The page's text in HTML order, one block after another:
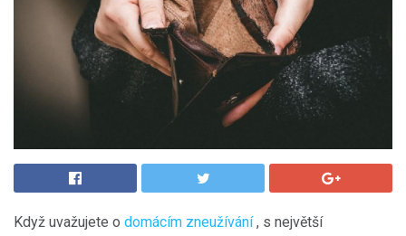
Když uvažujete o domácím zneužívání, s největší